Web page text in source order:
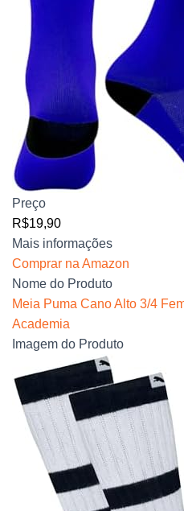
Preço
R$19,90
Mais informações
Comprar na Amazon
Nome do Produto
Meia Puma Cano Alto 3/4
Academia
Imagem do Produto